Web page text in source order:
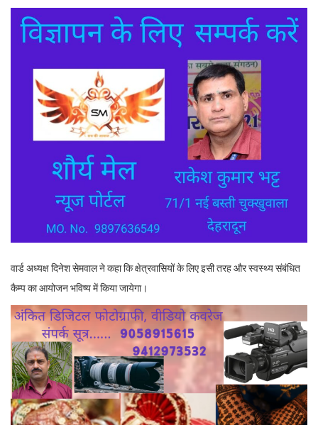
वार्ड अध्यक्ष दिनेश सेमवाल ने कहा कि क्षेत्रवासियों के लिए इसी तरह और स्वस्थ्य संबंधित
कैम्प का आयोजन भविष्य में किया जायेगा।